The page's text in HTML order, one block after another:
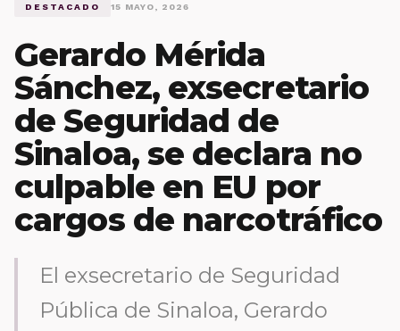
DESTACADO 15 MAYO, 2026
Gerardo Mérida
Sánchez, exsecretario
de Seguridad de
Sinaloa, se declara no
culpable en EU por
cargos de narcotráfico
El exsecretario de Seguridad
Pública de Sinaloa, Gerardo